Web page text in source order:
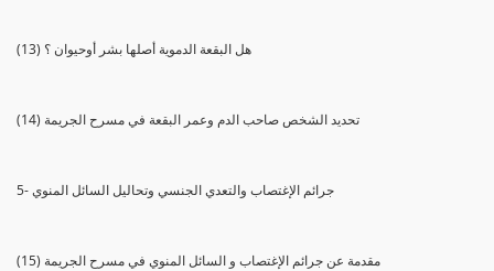
(13) هل البقعة الدموية أصلها بشر أوحيوان ؟
(14) تحديد الشخص صاحب الدم وعمر البقعة في مسرح الجريمة
5- جرائم الإغتصاب والتعدي الجنسي وتحاليل السائل المنوي
(15) مقدمة عن جرائم الإغتصاب و السائل المنوي في مسرح الجريمة